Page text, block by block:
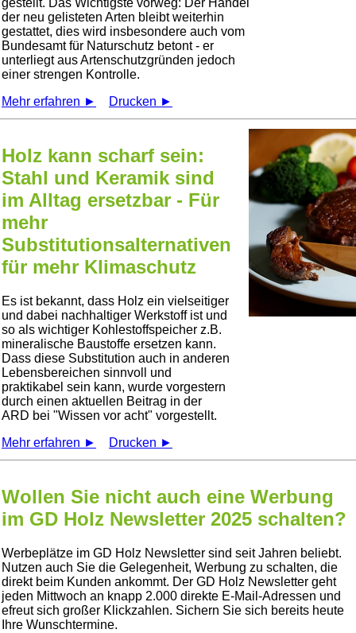
gestellt. Das Wichtigste vorweg: Der Handel
der neu gelisteten Arten bleibt weiterhin
gestattet, dies wird insbesondere auch vom
Bundesamt für Naturschutz betont - er
unterliegt aus Artenschutzgründen jedoch
einer strengen Kontrolle.
Mehr erfahren ►
Drucken ►
Holz kann scharf sein:
Stahl und Keramik sind
im Alltag ersetzbar - Für
mehr
Substitutionsalternativen
für mehr Klimaschutz
Es ist bekannt, dass Holz ein vielseitiger
und dabei nachhaltiger Werkstoff ist und
so als wichtiger Kohlestoffspeicher z.B.
mineralische Baustoffe ersetzen kann.
Dass diese Substitution auch in anderen
Lebensbereichen sinnvoll und
praktikabel sein kann, wurde vorgestern
durch einen aktuellen Beitrag in der
ARD bei
Wissen vor acht vorgestellt.
Mehr erfahren ►
Drucken ►
Wollen Sie nicht auch eine Werbung
im GD Holz Newsletter 2025 schalten?
Werbeplätze im GD Holz Newsletter sind seit Jahren beliebt.
Nutzen auch Sie die Gelegenheit, Werbung zu schalten, die
direkt beim Kunden ankommt. Der GD Holz Newsletter geht
jeden Mittwoch an knapp 2.000 direkte E-Mail-Adressen und
efreut sich großer Klickzahlen. Sichern Sie sich bereits heute
Ihre Wunschtermine.